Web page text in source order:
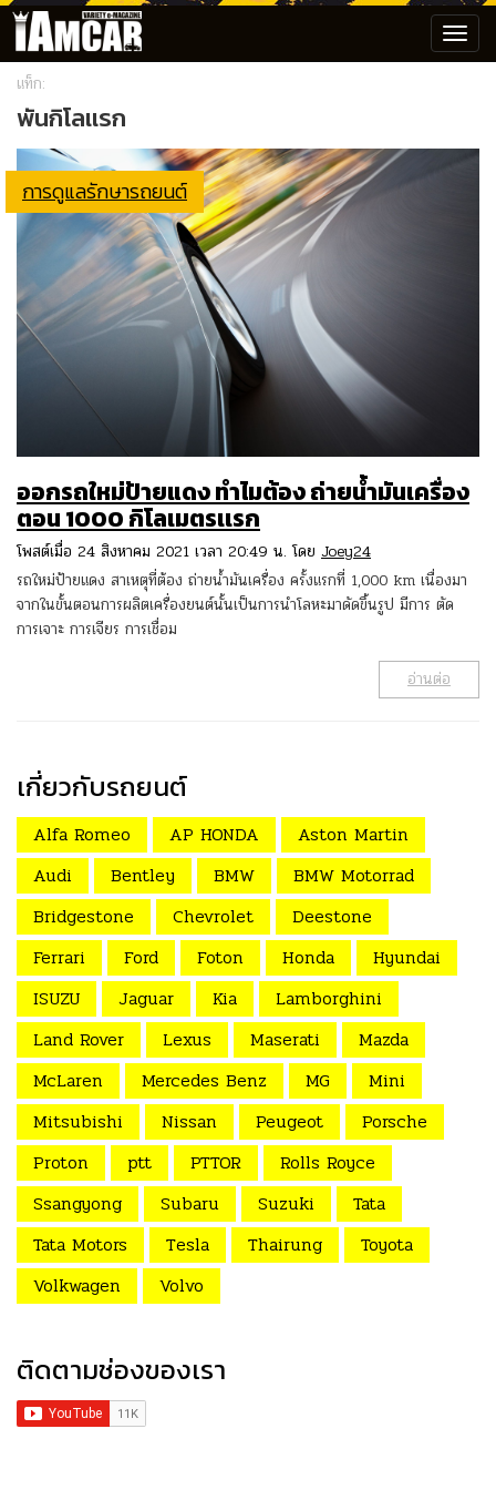
แท็ก:
พันกิโลเเรก
การดูแลรักษารถยนต์
ออกรถใหม่ป้ายแดง ทำไมต้อง ถ่ายน้ำมันเครื่อง
ตอน 1000 กิโลเมตรเเรก
โพสต์เมื่อ 24 สิงหาคม 2021 เวลา 20:49 น. โดย Joey24
รถใหม่ป้ายแดง สาเหตุที่ต้อง ถ่ายน้ำมันเครื่อง ครั้งแรกที่ 1,000 km เนื่องมา
จากในขั้นตอนการผลิตเครื่องยนต์นั้นเป็นการนำโลหะมาดัดขึ้นรูป มีการ ตัด
การเจาะ การเจียร การเชื่อม
อ่านต่อ
เกี่ยวกับรถยนต์
Alfa Romeo AP HONDA
Aston Martin
Audi
Bentley BMW
BMW Motorrad
Bridgestone
Chevrolet
Deestone
Ferrari
Ford Foton Honda
Hyundai
ISUZU
Jaguar Kia
Lamborghini
Land Rover
Lexus Maserati
Mazda
McLaren
Mercedes Benz MG
Mini
Mitsubishi
Nissan Peugeot
Porsche
Proton
ptt PTTOR
Rolls Royce
Ssangyong
Subaru Suzuki
Tata
Tata Motors
Tesla Thairung
Toyota
Volkwagen
Volvo
ติดตามช่องของเรา